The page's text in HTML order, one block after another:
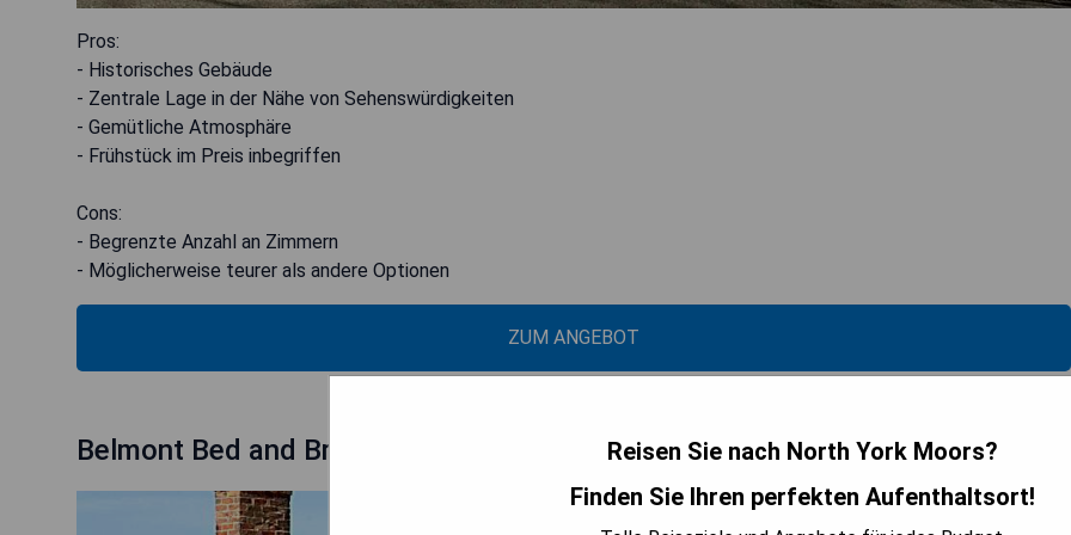
Pros:
- Historisches Gebäude
- Zentrale Lage in der Nähe von Sehenswürdigkeiten
- Gemütliche Atmosphäre
- Frühstück im Preis inbegriffen
Cons:
- Begrenzte Anzahl an Zimmern
- Möglicherweise teurer als andere Optionen
ZUM ANGEBOT
Belmont Bed and Breakfast
Reisen Sie nach North York Moors?
Finden Sie Ihren perfekten Aufenthaltsort!